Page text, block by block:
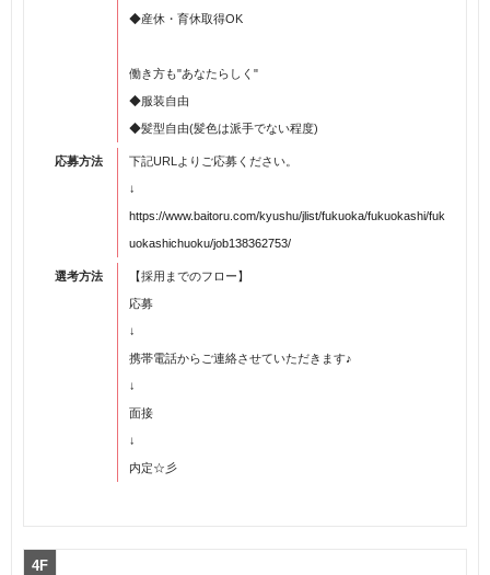
◆産休・育休取得OK
働き方も"あなたらしく"
◆服装自由
◆髪型自由(髪色は派手でない程度)
応募方法 下記URLよりご応募ください。
↓
https://www.baitoru.com/kyushu/jlist/fukuoka/fukuokashi/fuk
uokashichuoku/job138362753/
選考方法 【採用までのフロー】
応募
↓
携帯電話からご連絡させていただきます♪
↓
面接
↓
内定☆彡
4F